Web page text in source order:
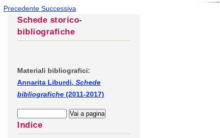
Precedente Successiva
Schede storico-
bibliografiche
Materiali bibliografici:
Annarita Liburdi, Schede
bibliografiche (2011-2017)
Indice